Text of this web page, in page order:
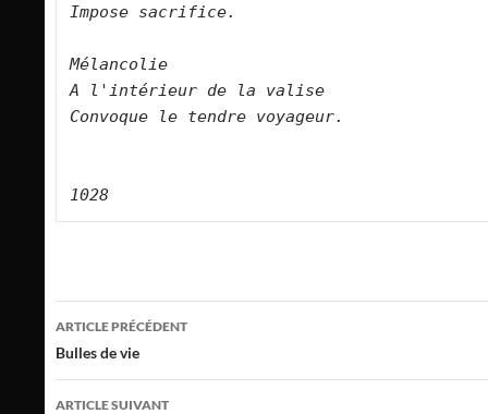
Impose sacrifice.
Mélancolie
A l'intérieur de la valise
Convoque le tendre voyageur.
Navigation
des
articles
ARTICLE PRÉCÉDENT
Bulles de vie
ARTICLE SUIVANT